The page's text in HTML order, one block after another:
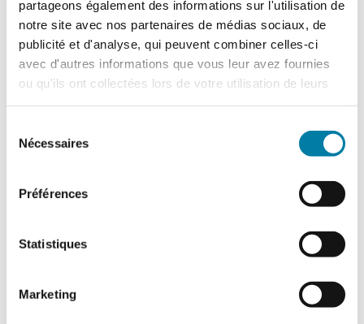
partageons également des informations sur l'utilisation de
notre site avec nos partenaires de médias sociaux, de
publicité et d'analyse, qui peuvent combiner celles-ci
avec d'autres informations que vous leur avez fournies
ou qu'ils ont collectées lors de votre utilisation de leurs
Nécessaires
Préférences
Statistiques
Marketing
PPS INCENDIE
Installation, maintenance, et formation du
personnel à la sécurité incendie
89500 BUSSY-LE-REPOS